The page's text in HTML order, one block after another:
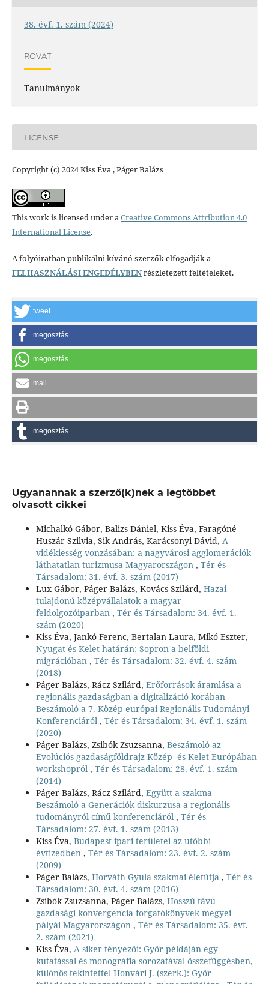
38. évf. 1. szám (2024)
ROVAT
Tanulmányok
LICENSE
Copyright (c) 2024 Kiss Éva , Páger Balázs
This work is licensed under aCreative Commons Attribution 4.0
International License.
A folyóiratban publikálni kívánó szerzők elfogadják a
FELHASZNÁLÁSI ENGEDÉLYBENrészletezett feltételeket.
tweet
megosztás
megosztás
mail
megosztás
Ugyanannak a szerző(k)nek a legtöbbet
olvasott cikkei
Michalkó Gábor, Balizs Dániel, Kiss Éva, Faragóné
Huszár Szilvia, Sik András, Karácsonyi Dávid, A
vidékiesség vonzásában: a nagyvárosi agglomerációk
láthatatlan turizmusa Magyarországon , Tér és
Társadalom: 31. évf. 3. szám (2017)
Lux Gábor, Páger Balázs, Kovács Szilárd, Hazai
tulajdonú középvállalatok a magyar
feldolgozóiparban , Tér és Társadalom: 34. évf. 1.
szám (2020)
Kiss Éva, Jankó Ferenc, Bertalan Laura, Mikó Eszter,
Nyugat és Kelet határán: Sopron a belföldi
migrációban , Tér és Társadalom: 32. évf. 4. szám
(2018)
Páger Balázs, Rácz Szilárd, Erőforrások áramlása a
regionális gazdaságban a digitalizáció korában –
Beszámoló a 7. Közép-európai Regionális Tudományi
Konferenciáról , Tér és Társadalom: 34. évf. 1. szám
(2020)
Páger Balázs, Zsibók Zsuzsanna, Beszámoló az
Evolúciós gazdaságföldrajz Közép- és Kelet-Európában
workshopról , Tér és Társadalom: 28. évf. 1. szám
(2014)
Páger Balázs, Rácz Szilárd, Együtt a szakma –
Beszámoló a Generációk diskurzusa a regionális
tudományról című konferenciáról , Tér és
Társadalom: 27. évf. 1. szám (2013)
Kiss Éva, Budapest ipari területei az utóbbi
évtizedben , Tér és Társadalom: 23. évf. 2. szám
(2009)
Páger Balázs, Horváth Gyula szakmai életútja , Tér és
Társadalom: 30. évf. 4. szám (2016)
Zsibók Zsuzsanna, Páger Balázs, Hosszú távú
gazdasági konvergencia-forgatókönyvek megyei
pályái Magyarországon , Tér és Társadalom: 35. évf.
2. szám (2021)
Kiss Éva, A siker tényezői: Győr példáján egy
kutatással és monográfia-sorozatával összefüggésben,
különös tekintettel Honvári J. (szerk.): Győr